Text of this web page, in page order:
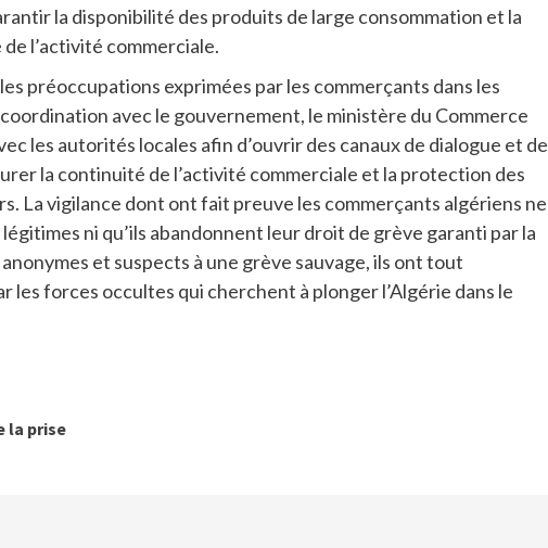
la disponibilité des produits de large consommation et la
l’activité commerciale.
préoccupations exprimées par les commerçants dans les
avec le gouvernement, le ministère du Commerce
les autorités locales afin d’ouvrir des canaux de dialogue et de
la continuité de l’activité commerciale et la protection des
La vigilance dont ont fait preuve les commerçants algériens ne
ni qu’ils abandonnent leur droit de grève garanti par la
et suspects à une grève sauvage, ils ont tout
forces occultes qui cherchent à plonger l’Algérie dans le
la prise